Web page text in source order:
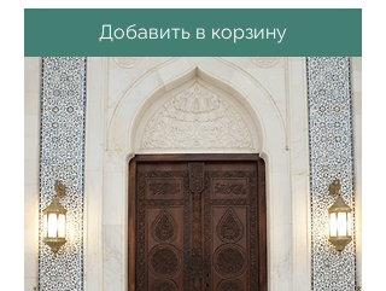
Добавить в корзину